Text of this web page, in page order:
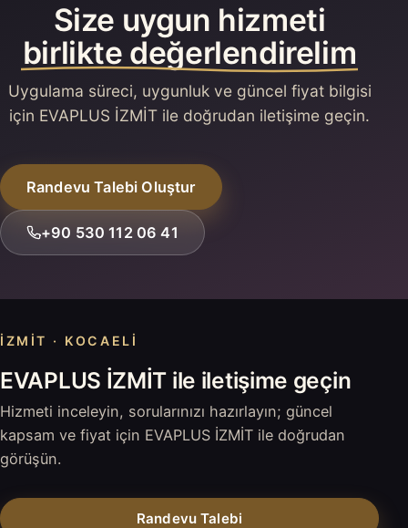
Size uygun hizmeti
birlikte değerlendirelim
Uygulama süreci, uygunluk ve güncel fiyat bilgisi
için EVAPLUS İZMİT ile doğrudan iletişime geçin.
Randevu Talebi Oluştur
+90 530 112 06 41
İZMIT · KOCAELI
EVAPLUS İZMİT ile iletişime geçin
Hizmeti inceleyin, sorularınızı hazırlayın; güncel
kapsam ve fiyat için EVAPLUS İZMİT ile doğrudan
görüşün.
Randevu Talebi